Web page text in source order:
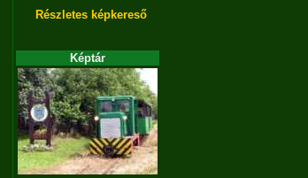
Részletes képkereső
Képtár